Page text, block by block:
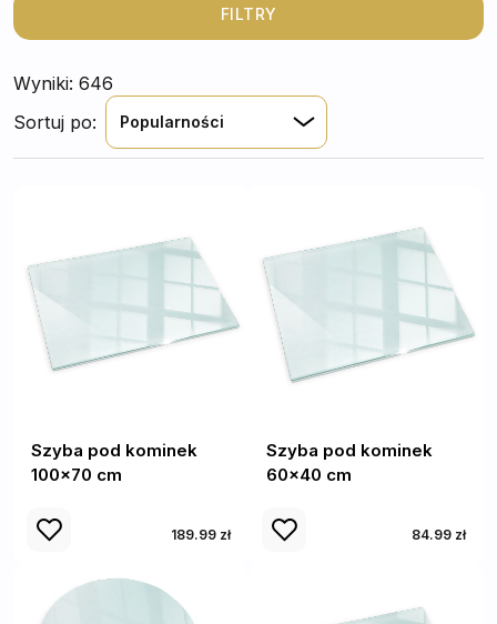
rezygnując przy tym z nienagannej stylistyki salonu.
FILTRY
Wyniki: 646
Sortuj po:
Popularności
Szyba pod kominek
100x70 cm
189.99 zł
Szyba pod kominek
60x40 cm
84.99 zł